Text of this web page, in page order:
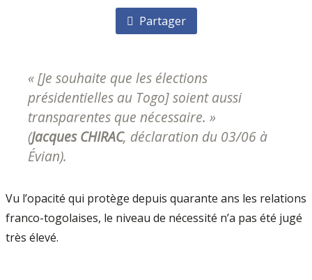
Partager
« [Je souhaite que les élections
présidentielles au Togo] soient aussi
transparentes que nécessaire. »
(Jacques CHIRAC, déclaration du 03/06 à
Évian).
Vu l’opacité qui protège depuis quarante ans les relations
franco-togolaises, le niveau de nécessité n’a pas été jugé
très élevé.